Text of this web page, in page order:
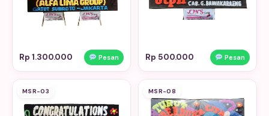
Rp 1.300.000 Pesan Rp 500.000 Pesan
MSR-03 MSR-08